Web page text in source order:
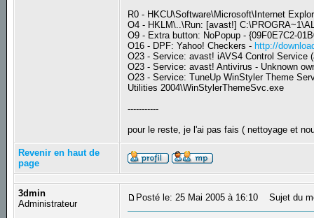
R0 - HKCU\Software\Microsoft\Internet
O4 - HKLM\..\Run: [avast!]
O9 - Extra button: NoPopup - {09F0E7C2-
O16 - DPF: Yahoo! Checkers - http://
O23 - Service: avast! iAVS4 Control Service
O23 - Service: avast! Antivirus - Unknown
O23 - Service: TuneUp WinStyler Theme
Utilities 2004\WinStylerThemeSvc.exe
-----------
pour le reste, je l'ai pas fais ( nettoyage et
Revenir en haut de
page
3dmin
Administrateur
Posté le: 25 Mai 2005 à 16:10 Sujet du